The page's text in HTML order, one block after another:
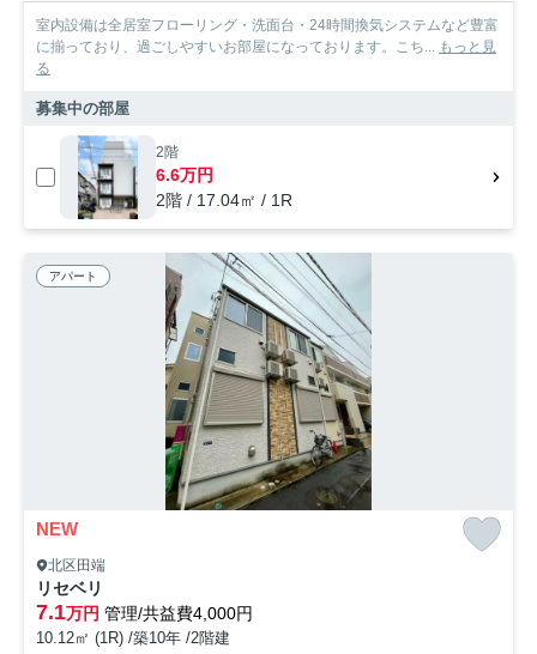
室内設備は全居室フローリング・洗面台・24時間換気システムなど豊富
に揃っており、過ごしやすいお部屋になっております。こち... もっと見
る
募集中の部屋
2階
6.6万円
2階 / 17.04㎡ / 1R
アパート
NEW
北区田端
リセベリ
7.1万円 管理/共益費4,000円
10.12㎡ (1R) /築10年 /2階建